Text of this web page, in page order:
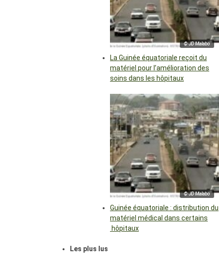
© JD Malabo
La Guinée équatoriale reçoit du
matériel pour l’amélioration des
soins dans les hôpitaux
© JD Malabo
Guinée équatoriale : distribution du
matériel médical dans certains
hôpitaux
Les plus lus